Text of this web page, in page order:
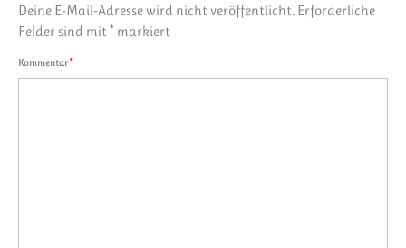
Deine E-Mail-Adresse wird nicht veröffentlicht. Erforderliche
Felder sind mit * markiert
Kommentar*